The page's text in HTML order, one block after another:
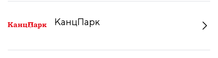
КанцПарк